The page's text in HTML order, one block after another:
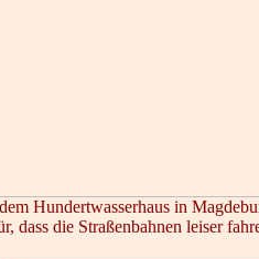
Hundertwasserhaus in
dass die Straßenbahnen leiser